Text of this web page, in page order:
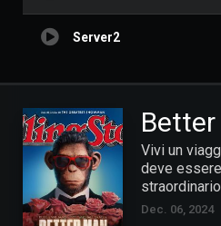
Server2
Vivi un
deve
Dec. 06, 2024